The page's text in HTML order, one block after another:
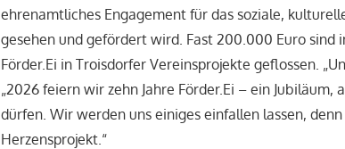
ehrenamtliches Engagement für das soziale,
gesehen und gefördert wird. Fast 200.000 Euro sind
Förder.Ei in Troisdorfer Vereinsprojekte geflossen.
„2026 feiern wir zehn Jahre Förder.Ei – ein Jubiläum,
dürfen. Wir werden uns einiges einfallen lassen,
Herzensprojekt.“